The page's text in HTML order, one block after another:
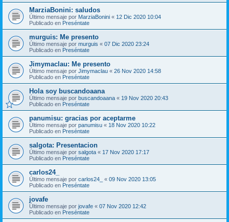
MarziaBonini: saludos
Último mensaje por MarziaBonini « 12 Dic 2020 10:04
Publicado en Preséntate
murguis: Me presento
Último mensaje por murguis « 07 Dic 2020 23:24
Publicado en Preséntate
Jimymaclau: Me presento
Último mensaje por Jimymaclau « 26 Nov 2020 14:58
Publicado en Preséntate
Hola soy buscandoaana
Último mensaje por buscandoaana « 19 Nov 2020 20:43
Publicado en Preséntate
panumisu: gracias por aceptarme
Último mensaje por panumisu « 18 Nov 2020 10:22
Publicado en Preséntate
salgota: Presentacion
Último mensaje por salgota « 17 Nov 2020 17:17
Publicado en Preséntate
carlos24_
Último mensaje por carlos24_ « 09 Nov 2020 13:05
Publicado en Preséntate
jovafe
Último mensaje por jovafe « 07 Nov 2020 12:42
Publicado en Preséntate